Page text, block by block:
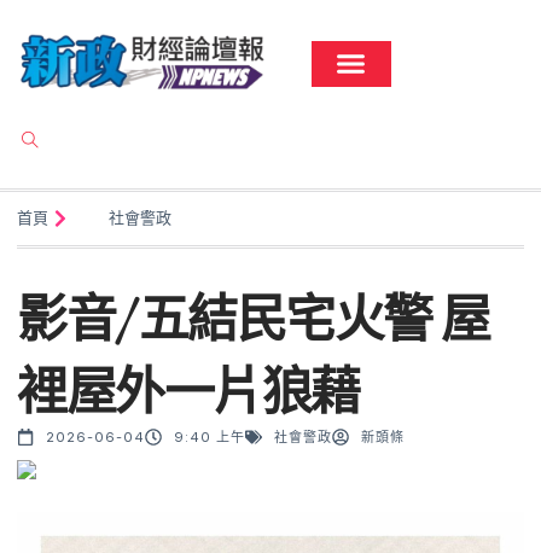
首頁 社會警政
影音/五結民宅火警 屋
裡屋外一片狼藉
2026-06-04 9:40 上午 社會警政 新頭條